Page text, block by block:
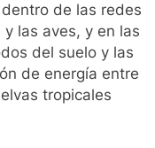
de las redes
las aves, y en las
del suelo y las
de energía entre
tropicales